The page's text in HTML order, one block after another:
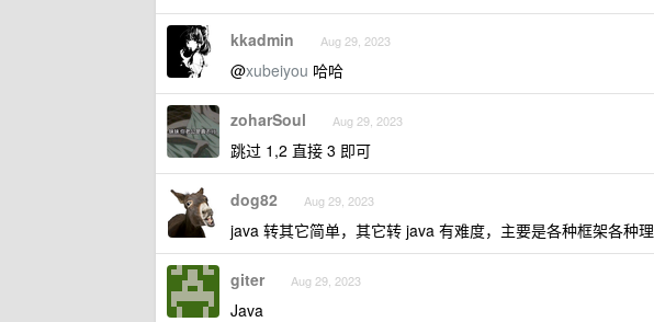
kkadmin Aug 29, 2023
@xubeiyou 哈哈
zoharSoul Aug 29, 2023
跳过 1,2 直接 3 即可
dog82 Aug 29, 2023
java 转其它简单，其它转 java 有难度，主要是各种框架各种
giter Aug 29, 2023
Java